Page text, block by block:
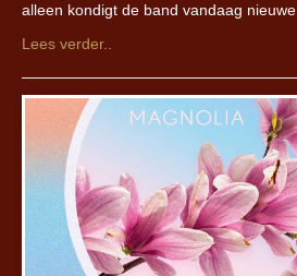
alleen kondigt de band vandaag nieuwe
Lees verder..